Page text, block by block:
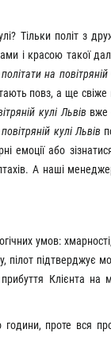
Тільки політ з
і красою такої
політати на
повз, а ще свіже
кулі Львів вже
кулі Львів
емоції або
А наші
умов:
пілот підтверджує
Клієнта на
години, проте вся